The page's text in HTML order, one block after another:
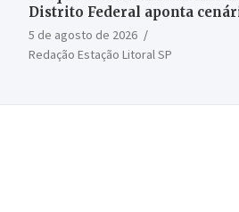
Distrito Federal aponta
aberto para o Senado
5 de agosto de 2026
Redação Estação Litoral SP